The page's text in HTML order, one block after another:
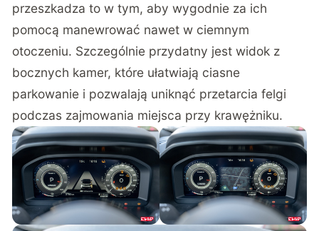
przeszkadza to w tym, aby wygodnie za ich
pomocą manewrować nawet w ciemnym
otoczeniu. Szczególnie przydatny jest widok z
bocznych kamer, które ułatwiają ciasne
parkowanie i pozwalają uniknąć przetarcia felgi
podczas zajmowania miejsca przy krawężniku.